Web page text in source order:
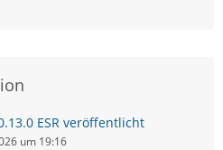
ESR veröffentlicht
um 19:16